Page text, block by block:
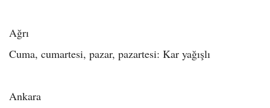
Ağrı
Cuma, cumartesi, pazar, pazartesi: Kar yağışlı
Ankara